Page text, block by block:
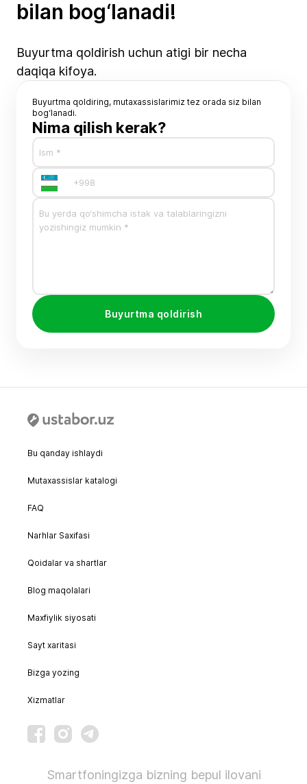
Buyurtma qoldiring, mutaxassislarimiz tez orada siz bilan
bog‘lanadi.
Nima qilish kerak?
Buyurtma qoldirish
bilan bog‘lanadi!
Buyurtma qoldirish uchun atigi bir necha
daqiqa kifoya.
Bu qanday ishlaydi
Mutaxassislar katalogi
FAQ
Narhlar Saxifasi
Qoidalar va shartlar
Blog maqolalari
Maxfiylik siyosati
Sayt xaritasi
Bizga yozing
Xizmatlar
Smartfoningizga bizning bepul ilovani